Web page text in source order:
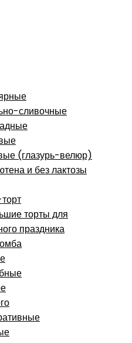
сливочные
(глазурь-велюр)
и без лактозы
торты для
праздника